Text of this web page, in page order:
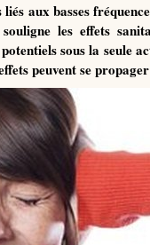
aux basses
les effets
sous la seule
peuvent se